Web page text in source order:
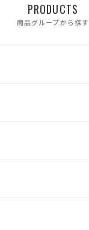
PRODUCTS
商品グループから探す